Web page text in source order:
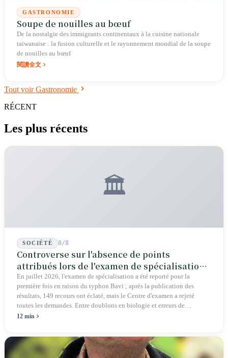
GASTRONOMIE
Soupe de nouilles au bœuf
De la nostalgie des immigrants continentaux à la cuisine nationale
taïwanaise : la fusion culturelle et le rayonnement mondial de la soupe
de nouilles au bœuf
閱讀全文
Tout voir Gastronomie
RÉCENT
Les plus récents
🏛️
SOCIÉTÉ 8/8
Controverse sur l'absence de points
attribués lors de l'examen de spécialisation
2026 : une crise structurelle de l'intégrité
éducative
En juillet 2026, l'examen de spécialisation a été reporté pour la
première fois en raison du typhon Bavi ; après la publication des
résultats, 149 recours ont éclaté, mais le Centre d'examen a rejeté
toutes les demandes. Entre doublons en biologie et erreurs de
graphiques en géographie, les autorités affirment que cela « n'affecte
12 min